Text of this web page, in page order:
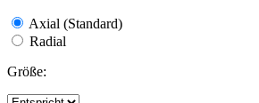
Axial (Standard)
Radial
Größe: